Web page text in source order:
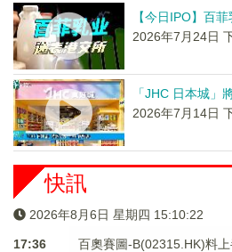
【今日IPO】百
2026年7月24日
「JHC 日本城」
2026年7月14日
快訊
2026年8月6日 星期四 15:10:23
17:36
百奧賽圖-B(02315.HK)料